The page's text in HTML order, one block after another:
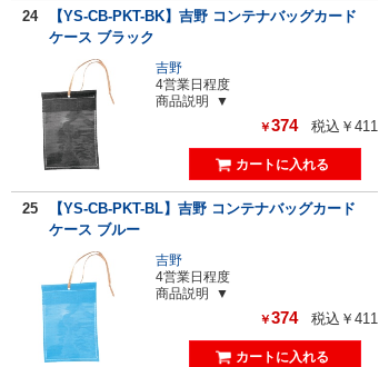
24
【YS-CB-PKT-BK】吉野 コンテナバッグカード
ケース ブラック
吉野
4営業日程度
商品説明
￥374 税込￥411
25
【YS-CB-PKT-BL】吉野 コンテナバッグカード
ケース ブルー
吉野
4営業日程度
商品説明
￥374 税込￥411